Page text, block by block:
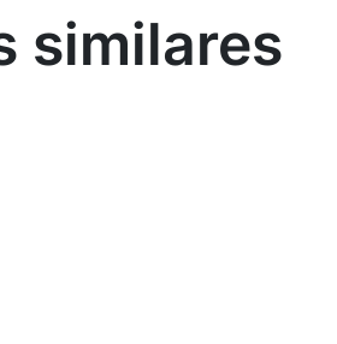
similares